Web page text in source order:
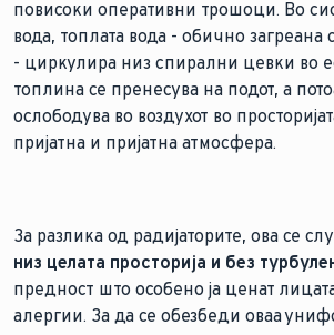
повисоки оперативни трошоци. Во
вода, топлата вода - обично
- циркулира низ спирални цевки во
топлина се пренесува на подот, а
ослободува во воздухот во
пријатна и пријатна атмосфера.
За разлика од радијаторите, ова се
низ целата просторија и без
предност што особено ја ценат
алергии. За да се обезбеди оваа